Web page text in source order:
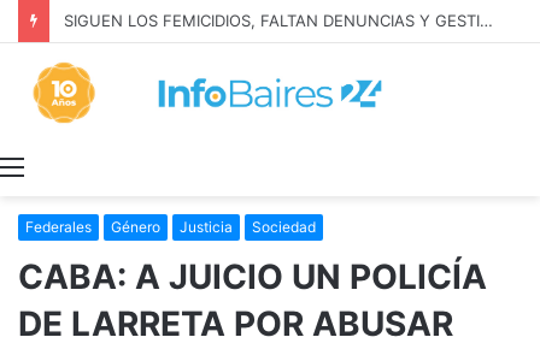
SIGUEN LOS FEMICIDIOS, FALTAN DENUNCIAS Y GESTION: MILEI NIEGA LA REALIDAD
Federales Género Justicia Sociedad
CABA: A JUICIO UN POLICÍA
DE LARRETA POR ABUSAR